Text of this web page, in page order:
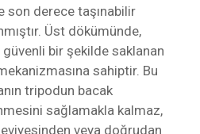
son derece taşınabilir
Üst dökümünde,
bir şekilde saklanan
sahiptir. Bu
tripodun bacak
sağlamakla kalmaz,
veya doğrudan